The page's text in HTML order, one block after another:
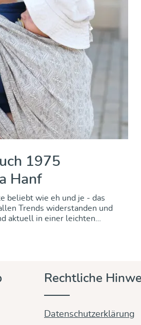
1975
Hanf
beliebt wie eh und je - das
Trends widerstanden und
aktuell in einer leichten
braunen Garne weben Natur
strapazierfähig. Die leicht
wird rundum sicher gestützt
Rechtliche
Datenschutzerklärung